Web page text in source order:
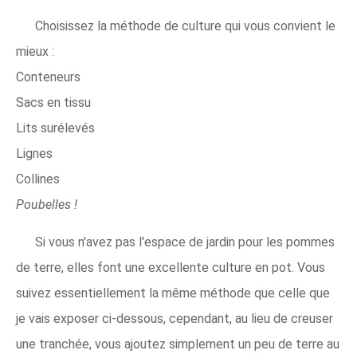
Choisissez la méthode de culture qui vous convient le
mieux :
Conteneurs
Sacs en tissu
Lits surélevés
Lignes
Collines
Poubelles !
Si vous n'avez pas l'espace de jardin pour les pommes
de terre, elles font une excellente culture en pot. Vous
suivez essentiellement la même méthode que celle que
je vais exposer ci-dessous, cependant, au lieu de creuser
une tranchée, vous ajoutez simplement un peu de terre au